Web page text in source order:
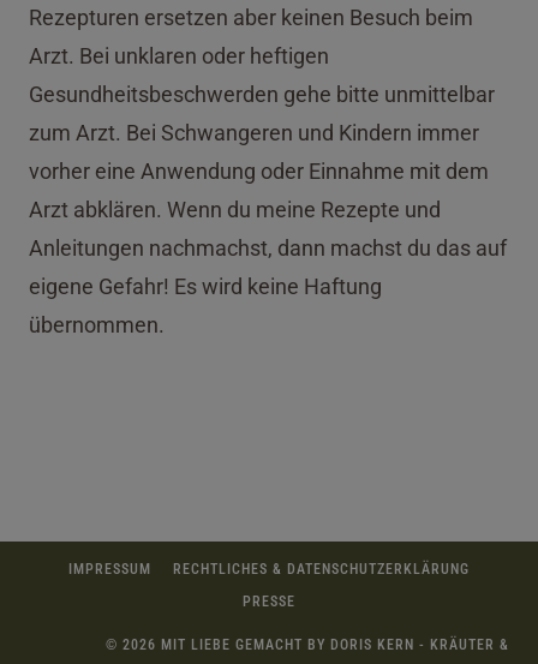
Rezepturen ersetzen aber keinen Besuch beim
Arzt. Bei unklaren oder heftigen
Gesundheitsbeschwerden gehe bitte unmittelbar
zum Arzt. Bei Schwangeren und Kindern immer
vorher eine Anwendung oder Einnahme mit dem
Arzt abklären. Wenn du meine Rezepte und
Anleitungen nachmachst, dann machst du das auf
eigene Gefahr! Es wird keine Haftung
übernommen.
IMPRESSUM
RECHTLICHES & DATENSCHUTZERKLÄRUNG
PRESSE
© 2026 MIT LIEBE GEMACHT BY DORIS KERN - KRÄUTER &